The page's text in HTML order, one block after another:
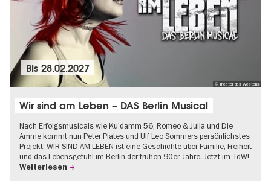
© Theater des Westens
Bis28.02.2027
Wir sind am Leben – DAS Berlin Musical
Nach Erfolgsmusicals wie Ku’damm 56, Romeo & Julia und Die
Amme kommt nun Peter Plates und Ulf Leo Sommers persönlichstes
Projekt: WIR SIND AM LEBEN ist eine Geschichte über Familie, Freiheit
und das Lebensgefühl im Berlin der frühen 90er-Jahre. Jetzt im TdW!
Weiterlesen